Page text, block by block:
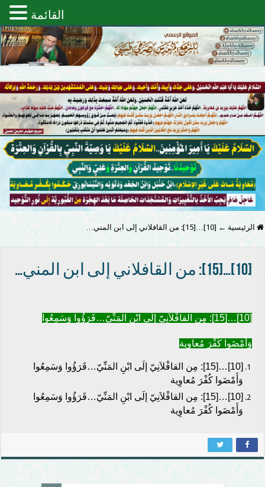
الرئيسية ← [10]…[15]: من القافلاني إلى ابن المني…
[10]…[15]: من القافلاني إلى ابن المني…
[10]…[15]: مِن القافْلاَنِيّ إلَى ابْنِ المَنِّيّ…قَرَؤُوا وَسَمِعُوا
وَأَمْضَوا كُفْرَ مُعاوِية
[10]…[15]: مِن القافْلاَنِيّ إلَى ابْنِ المَنِّيّ…قَرَؤُوا وَسَمِعُوا
وَأَمْضَوا كُفْرَ مُعاوِية
[10]…[15]: مِن القافْلاَنِيّ إلَى ابْنِ المَنِّيّ…قَرَؤُوا وَسَمِعُوا
وَأَمْضَوا كُفْرَ مُعاوِية
القائمة